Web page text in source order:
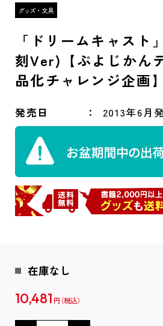
「ドリームキャスト
刻Ver)【ぷよじかん
品化チャレンジ企画】
発売日 2013年6月
在庫なし
10,481 円